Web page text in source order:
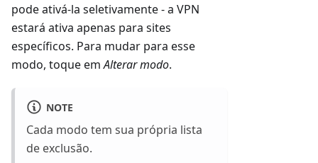
pode ativá-la seletivamente - a VPN
estará ativa apenas para sites
específicos. Para mudar para esse
modo, toque emAlterar modo.
NOTE
Cada modo tem sua própria lista
de exclusão.